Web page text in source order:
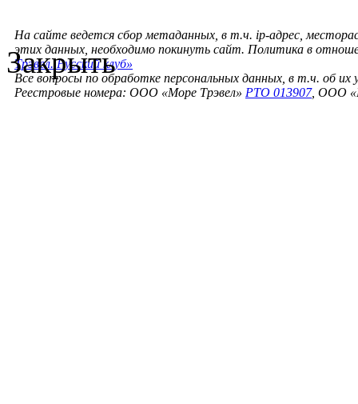
На сайте ведется сбор метаданных, в т.ч. ip-адрес,
этих данных, необходимо покинуть сайт. Политика в
Трэвел. Русский клуб»
Все вопросы по обработке персональных данных, в т.ч. об их
Реестровые номера: ООО «Море Трэвел» РТО 013907, ООО
Закрыть